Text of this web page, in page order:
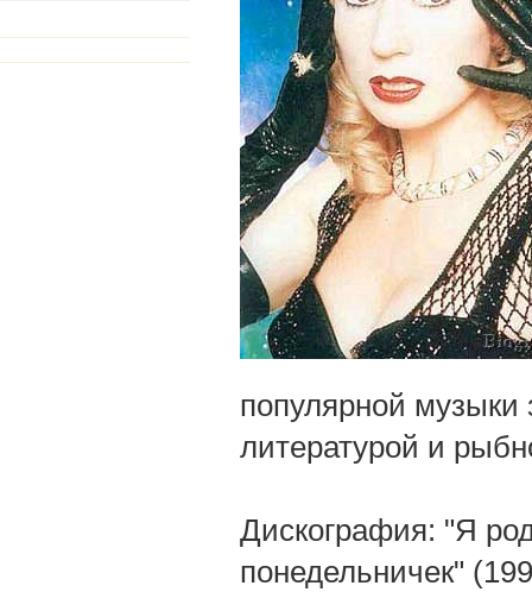
популярной музыки
литературой и
Дискография: "Я
понедельничек"